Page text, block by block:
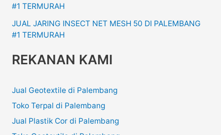
#1 TERMURAH
JUAL JARING INSECT NET MESH 50 DI PALEMBANG
#1 TERMURAH
REKANAN KAMI
Jual Geotextile di Palembang
Toko Terpal di Palembang
Jual Plastik Cor di Palembang